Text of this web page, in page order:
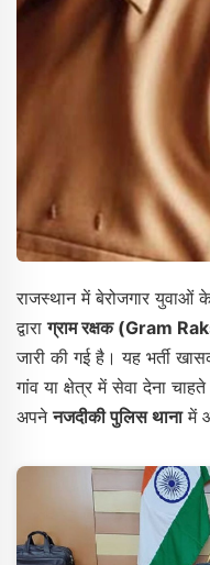
राजस्थान में बेरोजगार युवाओं
द्वाराग्राम रक्षक (Gram
जारी की गई है। यह भर्ती
गांव या क्षेत्र में सेवा देना
अपनेनजदीकी पुलिस थानामें